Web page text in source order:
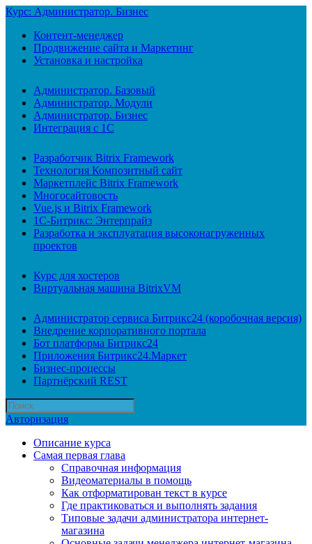
Курс: Администратор. Бизнес
Контент-менеджер
Продвижение сайта и Маркетинг
Установка и настройка
Администратор. Базовый
Администратор. Модули
Администратор. Бизнес
Интеграция с 1С
Разработчик Bitrix Framework
Технология Композитный сайт
Маркетплейс Bitrix Framework
Многосайтовость
Vue.js и Bitrix Framework
1С-Битрикс: Энтерпрайз
Разработка и эксплуатация высоконагруженных
проектов
Курс для хостеров
Виртуальная машина BitrixVM
Администратор сервиса Битрикс24 (коробочная версия)
Внедрение корпоративного портала
Бот платформа Битрикс24
Приложения Битрикс24.Маркет
Бизнес-процессы
Партнёрский REST
Авторизация
Описание курса
Самая первая глава
Справочная информация
Видеоматериалы в помощь
Как отформатирован текст в курсе
Где практиковаться и выполнять задания
Типовые задачи администратора интернет-
магазина